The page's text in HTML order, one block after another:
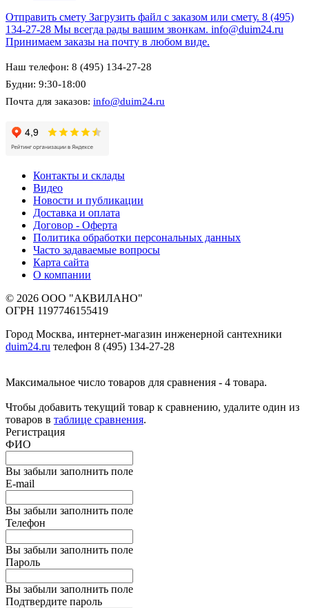
Отправить смету Загрузить файл с заказом или смету. 8 (495)
134-27-28 Мы всегда рады вашим звонкам. info@duim24.ru
Принимаем заказы на почту в любом виде.
Наш телефон: 8 (495) 134-27-28
Будни: 9:30-18:00
Почта для заказов: info@duim24.ru
Контакты и склады
Видео
Новости и публикации
Доставка и оплата
Договор - Оферта
Политика обработки персональных данных
Часто задаваемые вопросы
Карта сайта
О компании
© 2026 ООО "АКВИЛАНО"
ОГРН 1197746155419
Город Москва, интернет-магазин инженерной сантехники
duim24.ru телефон 8 (495) 134-27-28
Максимальное число товаров для сравнения - 4 товара.
Чтобы добавить текущий товар к сравнению, удалите один из
товаров в таблице сравнения.
Регистрация
ФИО
Вы забыли заполнить поле
E-mail
Вы забыли заполнить поле
Телефон
Вы забыли заполнить поле
Пароль
Вы забыли заполнить поле
Подтвердите пароль